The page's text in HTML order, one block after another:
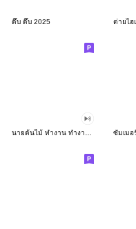
ดึ๊บ ดึ๊บ 2025 ต่ายไฮ
ซัมเมอ